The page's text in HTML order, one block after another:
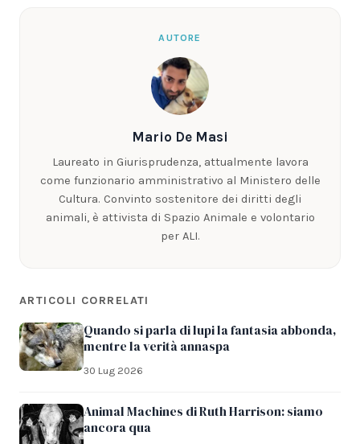
AUTORE
Mario De Masi
Laureato in Giurisprudenza, attualmente lavora
come funzionario amministrativo al Ministero delle
Cultura. Convinto sostenitore dei diritti degli
animali, è attivista di Spazio Animale e volontario
per ALI.
ARTICOLI CORRELATI
Quando si parla di lupi la fantasia abbonda,
mentre la verità annaspa
30 Lug 2026
Animal Machines di Ruth Harrison: siamo
ancora qua